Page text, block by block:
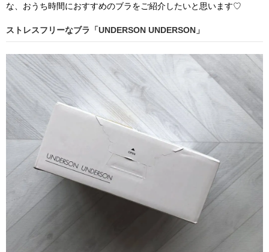
な、おうち時間におすすめのブラをご紹介したいと思います♡
ストレスフリーなブラ「UNDERSON UNDERSON」